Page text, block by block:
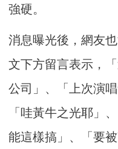
強硬。
消息曝光後，網友
文下方留言表示，
公司」、「上次演
「哇黃牛之光耶」
能這樣搞」、「要